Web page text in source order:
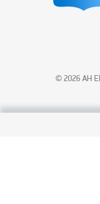
© 2026 АН